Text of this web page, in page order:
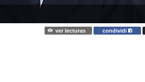
ver lecturas condividi